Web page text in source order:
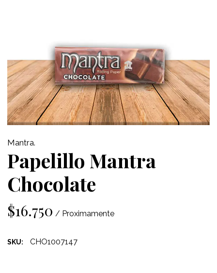
Mantra.
Papelillo Mantra
Chocolate
$16.750 / Proximamente
SKU: CHO1007147